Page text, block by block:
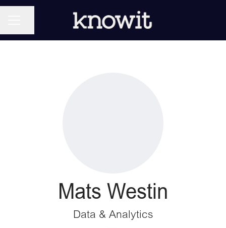
Mats Westin
Data & Analytics